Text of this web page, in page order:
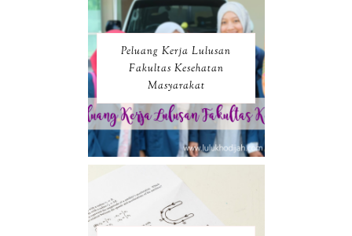
Peluang Kerja Lulusan
Fakultas Kesehatan
Masyarakat